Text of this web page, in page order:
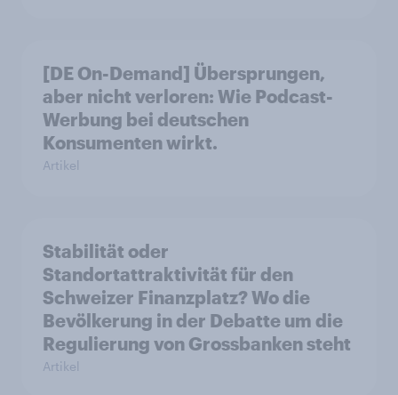
[DE On-Demand] Übersprungen,
aber nicht verloren: Wie Podcast-
Werbung bei deutschen
Konsumenten wirkt.
Artikel
Stabilität oder
Standortattraktivität für den
Schweizer Finanzplatz? Wo die
Bevölkerung in der Debatte um die
Regulierung von Grossbanken steht
Artikel